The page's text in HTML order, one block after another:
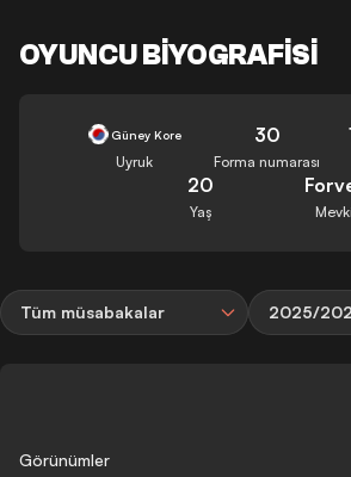
OYUNCU BIYOGRAFISI
Güney Kore
Uyruk
30
Forma numarası
20
Yaş Mevki
Tüm müsabakalar 2025/
Görünümler